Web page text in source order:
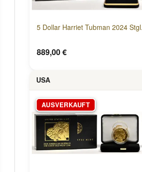
5 Dollar Harriet Tubman 2024
889,00 €
USA
AUSVERKAUFT